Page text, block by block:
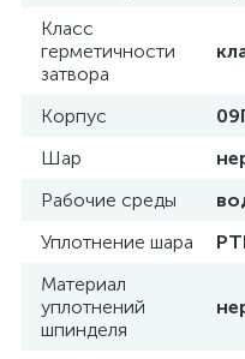
Класс
герметичности
затвора
Корпус
Шар
Рабочие среды
Уплотнение шара
Материал
уплотнений
шпинделя